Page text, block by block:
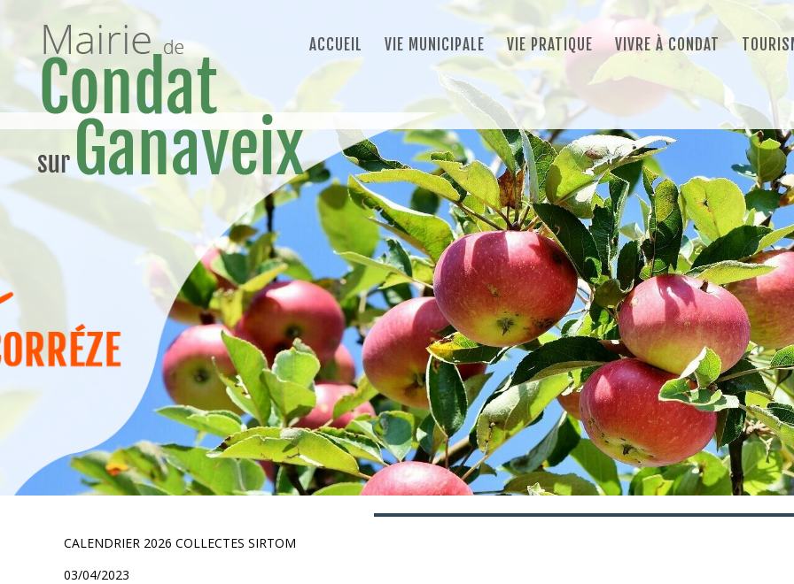
ACCUEIL VIE MUNICIPALE VIE PRATIQUE VIVRE À CONDAT
CALENDRIER 2026 COLLECTES SIRTOM
03/04/2023